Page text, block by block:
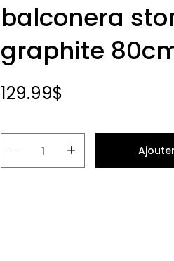
balconera
graphite
129.99$